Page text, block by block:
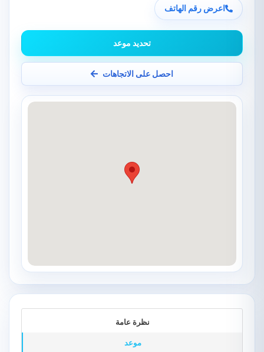
اعرض رقم الهاتف
تحديد موعد
احصل على الاتجاهات
نظرة عامة
موعد